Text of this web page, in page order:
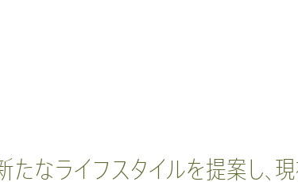
なライフスタイルを提案し、